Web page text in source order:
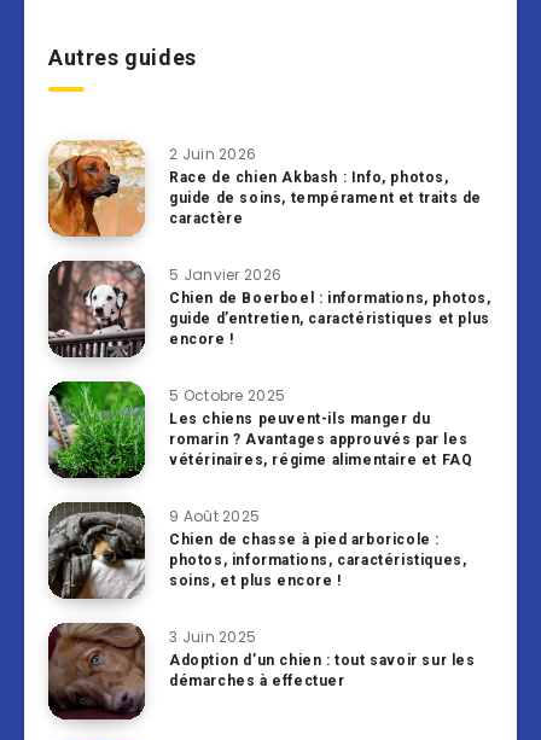
Autres guides
2 Juin 2026
Race de chien Akbash : Info, photos,
guide de soins, tempérament et traits de
caractère
5 Janvier 2026
Chien de Boerboel : informations, photos,
guide d’entretien, caractéristiques et plus
encore !
5 Octobre 2025
Les chiens peuvent-ils manger du
romarin ? Avantages approuvés par les
vétérinaires, régime alimentaire et FAQ
9 Août 2025
Chien de chasse à pied arboricole :
photos, informations, caractéristiques,
soins, et plus encore !
3 Juin 2025
Adoption d’un chien : tout savoir sur les
démarches à effectuer